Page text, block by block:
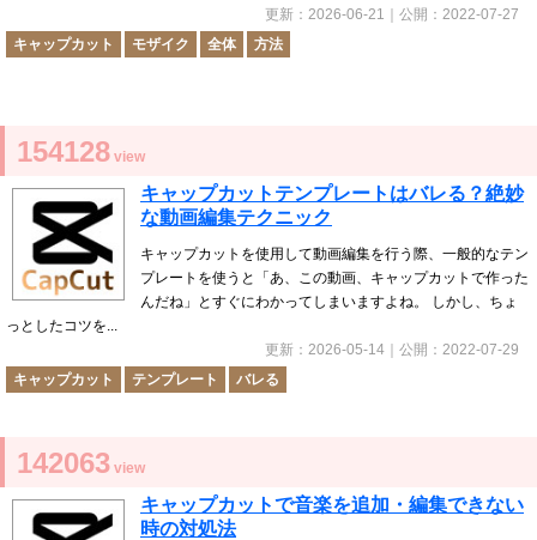
更新： 2026-06-21 ｜公開： 2022-07-27
キャップカット
モザイク 全体 方法
154128 view
キャップカットテンプレートはバレる？絶妙
な動画編集テクニック
キャップカットを使用して動画編集を行う際、一般的なテン
プレートを使うと「あ、この動画、キャップカットで作った
んだね」とすぐにわかってしまいますよね。 しかし、ちょ
っとしたコツを...
更新： 2026-05-14 ｜公開： 2022-07-29
キャップカット
テンプレート バレる
142063 view
キャップカットで音楽を追加・編集できない
時の対処法